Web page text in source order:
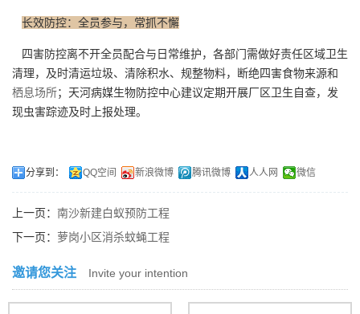
长效防控：全员参与，常抓不懈
四害防控离不开全员配合与日常维护，各部门需做好责任区域卫生
清理，及时清运垃圾、清除积水、规整物料，断绝四害食物来源和
栖息场所；天河病媒生物防控中心建议定期开展厂区卫生自查，发
现虫害踪迹及时上报处理。
分享到： QQ空间 新浪微博 腾讯微博 人人网 微信
上一页： 南沙新建白蚁预防工程
下一页： 萝岗小区消杀蚊蝇工程
邀请您关注 Invite your intention